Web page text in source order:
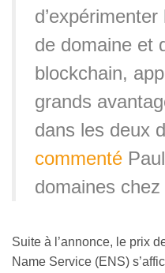
de domaine et
blockchain,
grands
dans les deux
commenté
domaines chez
Suite à l’annonce, le prix
Name Service (ENS)